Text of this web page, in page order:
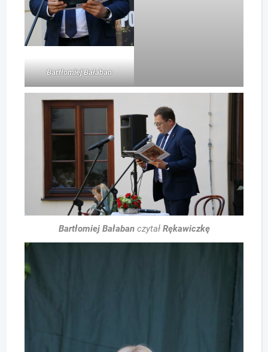
Bartłomiej Bałaban
Bartłomiej Bałabanczytał Rękawiczkę